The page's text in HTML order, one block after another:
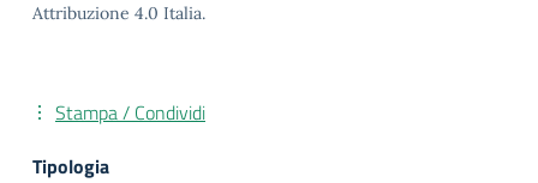
Attribuzione 4.0 Italia.
Stampa / Condividi
Tipologia